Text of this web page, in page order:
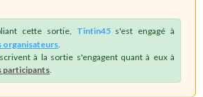
cette sortie, Tintin45s'est engagé à
organisateurs
à la sortie s'engagent quant à eux à
participants